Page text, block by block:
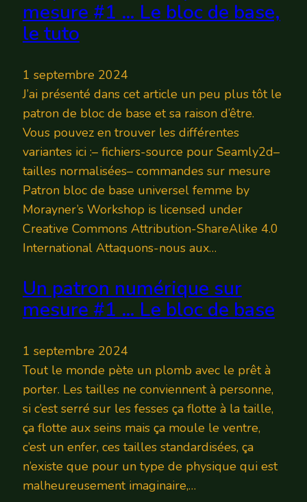
mesure #1 … Le bloc de base,
le tuto
1 septembre 2024
J’ai présenté dans cet article un peu plus tôt le
patron de bloc de base et sa raison d’être.
Vous pouvez en trouver les différentes
variantes ici :– fichiers-source pour Seamly2d–
tailles normalisées– commandes sur mesure
Patron bloc de base universel femme by
Morayner’s Workshop is licensed under
Creative Commons Attribution-ShareAlike 4.0
International Attaquons-nous aux…
Un patron numérique sur
mesure #1 … Le bloc de base
1 septembre 2024
Tout le monde pète un plomb avec le prêt à
porter. Les tailles ne conviennent à personne,
si c’est serré sur les fesses ça flotte à la taille,
ça flotte aux seins mais ça moule le ventre,
c’est un enfer, ces tailles standardisées, ça
n’existe que pour un type de physique qui est
malheureusement imaginaire,…